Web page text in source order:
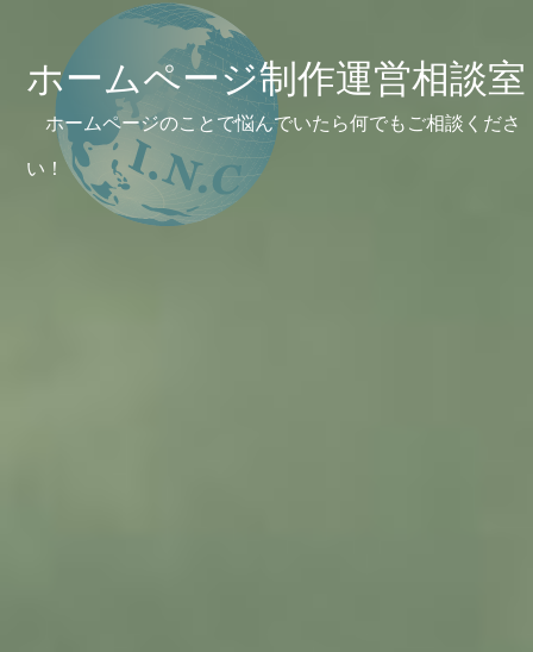
ホームページ制作運営相談室
ホームページのことで悩んでいたら何でもご相談くださ
い！